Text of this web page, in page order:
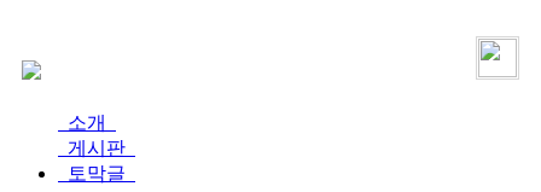
소개
게시판
토막글